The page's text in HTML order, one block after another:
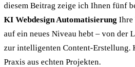
diesem Beitrag zeige ich Ihnen fünf
KI Webdesign Automatisierung Ihre
auf ein neues Niveau hebt – von der
zur intelligenten Content-Erstellung.
Praxis aus echten Projekten.